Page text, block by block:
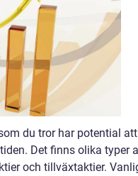
du tror har potential att
Det finns olika typer
och tillväxtaktier.